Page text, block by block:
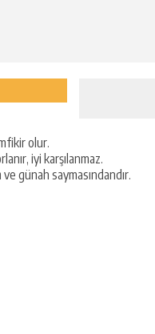
olur.
iyi karşılanmaz.
günah saymasındandır.